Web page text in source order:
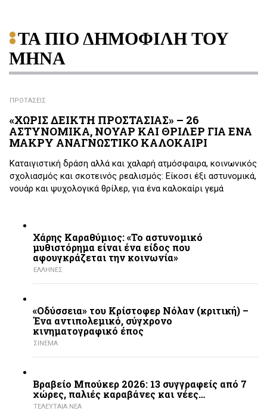
ΤΑ ΠΙΟ ΔΗΜΟΦΙΛΗ ΤΟΥ
ΜΗΝΑ
ΠΡΟΤΑΣΕΙΣ
«ΧΩΡΙΣ ΔΕΙΚΤΗ ΠΡΟΣΤΑΣΙΑΣ» – 26
ΑΣΤΥΝΟΜΙΚΑ, ΝΟΥΑΡ ΚΑΙ ΘΡΙΛΕΡ ΓΙΑ ΕΝΑ
ΜΑΚΡΥ ΑΝΑΓΝΩΣΤΙΚΟ ΚΑΛΟΚΑΙΡΙ
Καταιγιστική δράση αλλά και χαλαρή ατμόσφαιρα, κοινωνικός
σχολιασμός και σκοτεινός ρεαλισμός: Είκοσι έξι αστυνομικά,
νουάρ και ψυχολογικά θρίλερ, για ένα καλοκαίρι γεμά
Χάρης Καραθύμιος: «Το αστυνομικό
μυθιστόρημα είναι ένα είδος που
αφουγκράζεται την κοινωνία»
ΕΛΛΗΝΕΣ
«Οδύσσεια» του Κρίστοφερ Νόλαν (κριτική) –
Ένα αντιπολεμικό, σύγχρονο
κινηματογραφικό έπος
ΣΙΝΕΜΑ
Βραβείο Μπούκερ 2026: 13 συγγραφείς από 7
χώρες, παλιές καραβάνες και νέες…
ΤΕΛΕΥΤΑΙΑ ΝΕΑ